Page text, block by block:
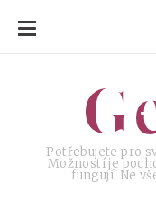
SKIP
CONTENT
Potřebujete pro
Možností je
fungují. Ne